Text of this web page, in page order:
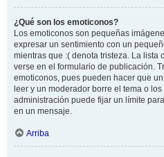
¿Qué son los emoticonos?
Los emoticonos son pequeñas
expresar un sentimiento con un
mientras que :( denota tristeza. La lista
verse en el formulario de publicación.
emoticonos, pues pueden hacer que
leer y un moderador borre el tema o
administración puede fijar un límite
en un mensaje.
Arriba